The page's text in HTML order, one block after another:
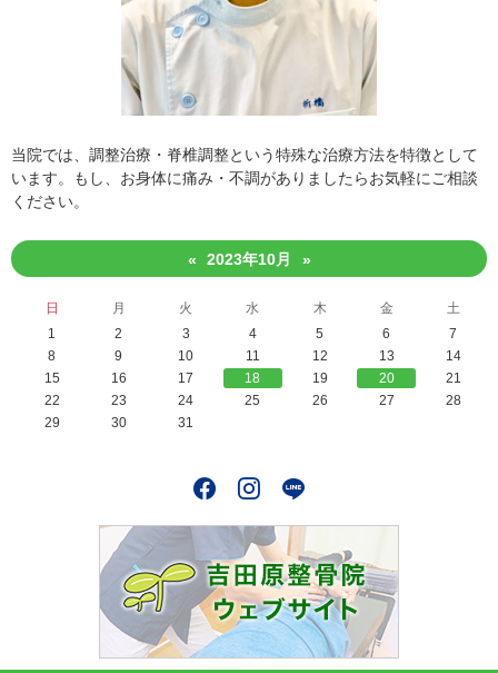
当院では、調整治療・脊椎調整という特殊な治療方法を特徴として
います。もし、お身体に痛み・不調がありましたらお気軽にご相談
ください。
« 2023年10月 »
日 月 火 水 木 金
土
1
2 3 4 5 6
7
8
9 10 11 12 13
14
15
16 17 18 19 20
21
22
23 24 25 26 27
28
29
30 31
FacebookInstagram